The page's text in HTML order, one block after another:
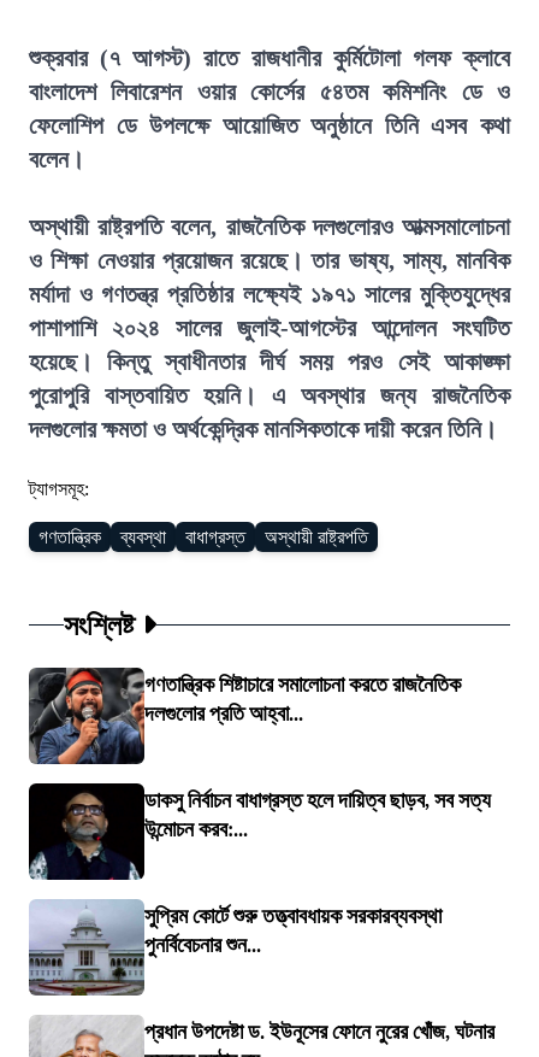
শুক্রবার (৭ আগস্ট) রাতে রাজধানীর কুর্মিটোলা গলফ ক্লাবে
বাংলাদেশ লিবারেশন ওয়ার কোর্সের ৫৪তম কমিশনিং ডে ও
ফেলোশিপ ডে উপলক্ষে আয়োজিত অনুষ্ঠানে তিনি এসব কথা
বলেন।
অস্থায়ী রাষ্ট্রপতি বলেন, রাজনৈতিক দলগুলোরও আত্মসমালোচনা
ও শিক্ষা নেওয়ার প্রয়োজন রয়েছে। তার ভাষ্য, সাম্য, মানবিক
মর্যাদা ও গণতন্ত্র প্রতিষ্ঠার লক্ষ্যেই ১৯৭১ সালের মুক্তিযুদ্ধের
পাশাপাশি ২০২৪ সালের জুলাই-আগস্টের আন্দোলন সংঘটিত
হয়েছে। কিন্তু স্বাধীনতার দীর্ঘ সময় পরও সেই আকাঙ্ক্ষা
পুরোপুরি বাস্তবায়িত হয়নি। এ অবস্থার জন্য রাজনৈতিক
দলগুলোর ক্ষমতা ও অর্থকেন্দ্রিক মানসিকতাকে দায়ী করেন তিনি।
ট্যাগসমূহ:
গণতান্ত্রিক ব্যবস্থা বাধাগ্রস্ত অস্থায়ী রাষ্ট্রপতি
সংশ্লিষ্ট
গণতান্ত্রিক শিষ্টাচারে সমালোচনা করতে রাজনৈতিক
দলগুলোর প্রতি আহ্বা...
ডাকসু নির্বাচন বাধাগ্রস্ত হলে দায়িত্ব ছাড়ব, সব সত্য
উন্মোচন করব:...
সুপ্রিম কোর্টে শুরু তত্ত্বাবধায়ক সরকারব্যবস্থা
পুনর্বিবেচনার শুন...
প্রধান উপদেষ্টা ড. ইউনূসের ফোনে নুরের খোঁজ, ঘটনার